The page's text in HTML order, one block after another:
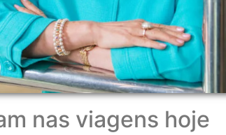
nas viagens hoje